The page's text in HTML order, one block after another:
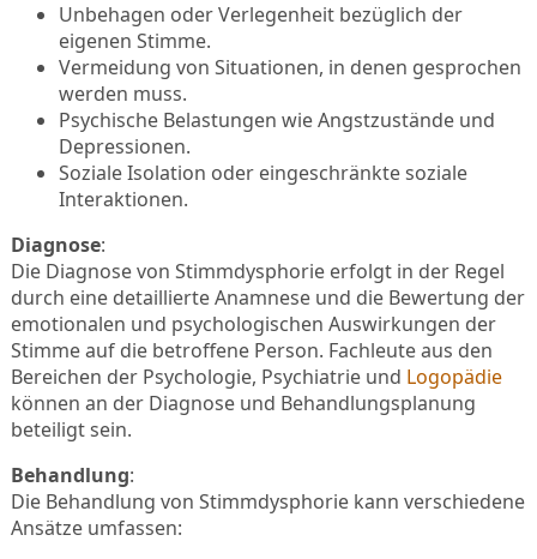
Unbehagen oder Verlegenheit bezüglich der
eigenen Stimme.
Vermeidung von Situationen, in denen gesprochen
werden muss.
Psychische Belastungen wie Angstzustände und
Depressionen.
Soziale Isolation oder eingeschränkte soziale
Interaktionen.
Diagnose:
Die Diagnose von Stimmdysphorie erfolgt in der Regel
durch eine detaillierte Anamnese und die Bewertung der
emotionalen und psychologischen Auswirkungen der
Stimme auf die betroffene Person. Fachleute aus den
Bereichen der Psychologie, Psychiatrie und Logopädie
können an der Diagnose und Behandlungsplanung
beteiligt sein.
Behandlung:
Die Behandlung von Stimmdysphorie kann verschiedene
Ansätze umfassen: